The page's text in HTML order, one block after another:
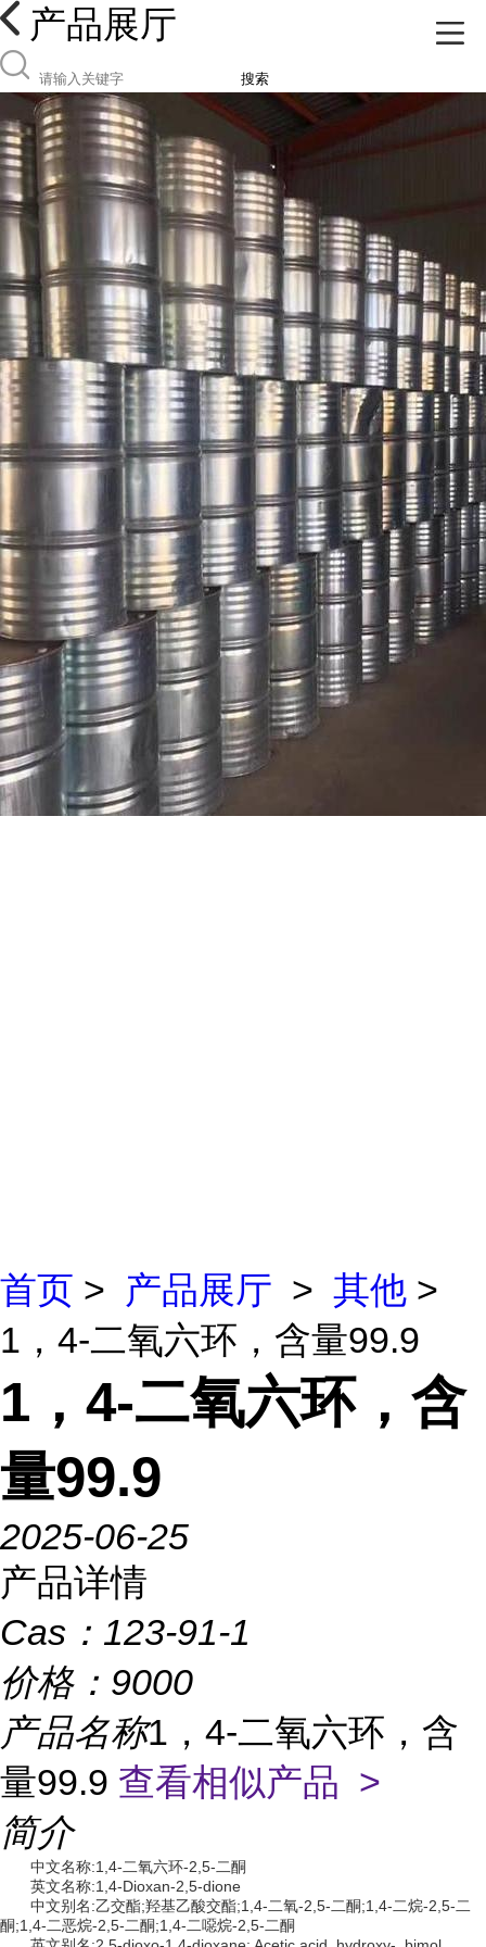
产品展厅
搜索
首页 > 产品展厅 > 其他 >
1，4-二氧六环，含量99.9
1，4-二氧六环，含
量99.9
2025-06-25
产品详情
Cas： 123-91-1
价格： 9000
产品名称1，4-二氧六环，含
量99.9 查看相似产品 >
简介
中文名称:1,4-二氧六环-2,5-二酮
英文名称:1,4-Dioxan-2,5-dione
中文别名:乙交酯;羟基乙酸交酯;1,4-二氧-2,5-二酮;1,4-二烷-2,5-二
酮;1,4-二恶烷-2,5-二酮;1,4-二噁烷-2,5-二酮